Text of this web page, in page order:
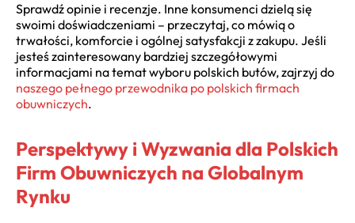
Sprawdź opinie i recenzje. Inne konsumenci dzielą się
swoimi doświadczeniami – przeczytaj, co mówią o
trwałości, komforcie i ogólnej satysfakcji z zakupu. Jeśli
jesteś zainteresowany bardziej szczegółowymi
informacjami na temat wyboru polskich butów, zajrzyj do
naszego pełnego przewodnika po polskich firmach
obuwniczych.
Perspektywy i Wyzwania dla Polskich
Firm Obuwniczych na Globalnym
Rynku